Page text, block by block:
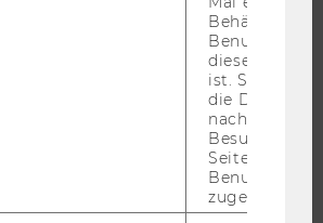
Behält die
Benutzer-ID
diese Seite
ist. Stellt
die Daten von
Besuchen
Seite
Benutzer-ID
zugeordnet